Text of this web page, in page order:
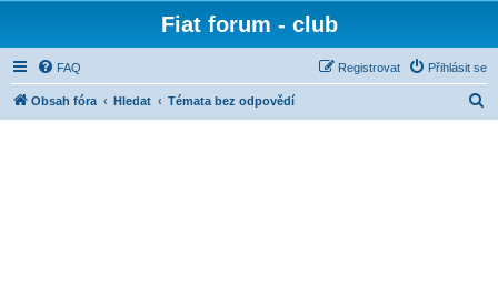
Fiat forum - club
FAQ Přihlásit se
Registrovat
Obsah fóra Hledat Témata bez odpovědí